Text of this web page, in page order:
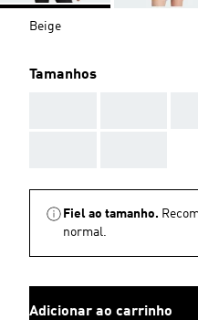
Beige
Tamanhos
Fiel ao tamanho.
normal.
Adicionar ao carrinho